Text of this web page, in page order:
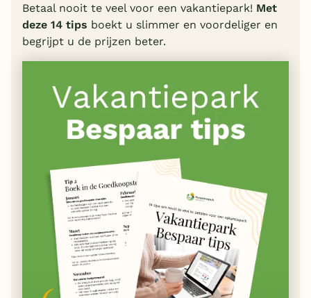
Betaal nooit te veel voor een vakantiepark! Met
deze 14 tips boekt u slimmer en voordeliger en
begrijpt u de prijzen beter.